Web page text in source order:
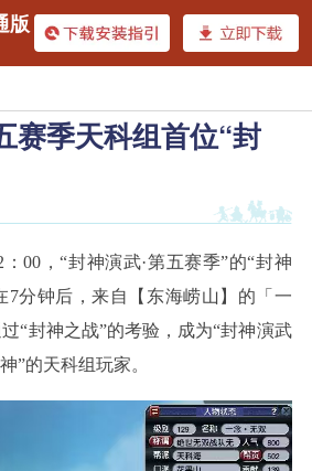
赛季天科组首位“封
：00，“封神演武·第五赛季”的“封神
7分钟后，来自【东海崂山】的「一
“封神之战”的考验，成为“封神演武
”的天科组玩家。
版